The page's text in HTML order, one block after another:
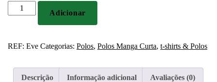
Quantidade
de
Personalizado
Adicionar
REF: Eve Categorias: Polos, Polos Manga Curta, t-shirts & Polos
Descrição Informação adicional Avaliações (0)